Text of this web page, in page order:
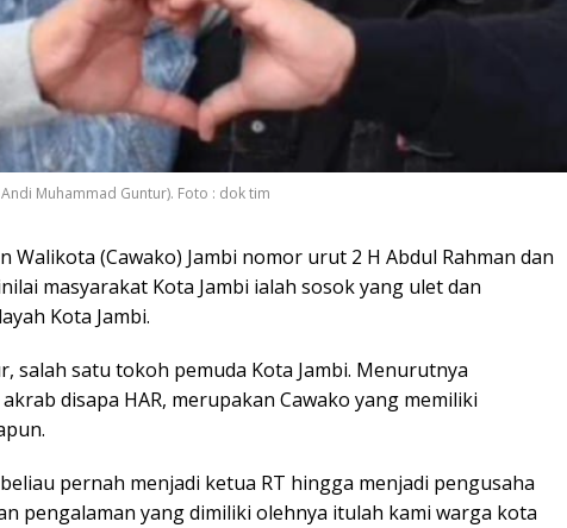
Muhammad Guntur). Foto : dok tim
Walikota (Cawako) Jambi nomor urut 2 H Abdul Rahman dan
masyarakat Kota Jambi ialah sosok yang ulet dan
Kota Jambi.
salah satu tokoh pemuda Kota Jambi. Menurutnya
disapa HAR, merupakan Cawako yang memiliki
pernah menjadi ketua RT hingga menjadi pengusaha
pengalaman yang dimiliki olehnya itulah kami warga kota